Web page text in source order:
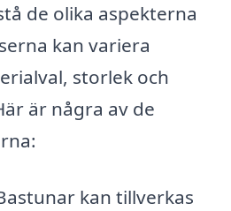
de olika aspekterna
kan variera
storlek och
är några av de
kan tillverkas